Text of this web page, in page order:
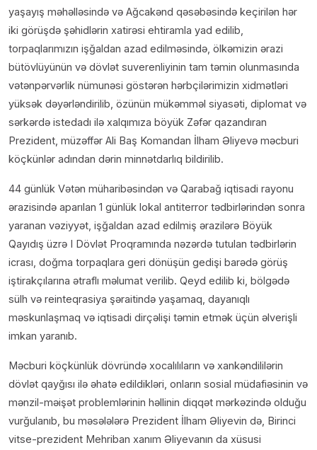
yaşayış məhəlləsində və Ağcakənd qəsəbəsində keçirilən hər
iki görüşdə şəhidlərin xatirəsi ehtiramla yad edilib,
torpaqlarımızın işğaldan azad edilməsində, ölkəmizin ərazi
bütövlüyünün və dövlət suverenliyinin tam təmin olunmasında
vətənpərvərlik nümunəsi göstərən hərbçilərimizin xidmətləri
yüksək dəyərləndirilib, özünün mükəmməl siyasəti, diplomat və
sərkərdə istedadı ilə xalqımıza böyük Zəfər qazandıran
Prezident, müzəffər Ali Baş Komandan İlham Əliyevə məcburi
köçkünlər adından dərin minnətdarlıq bildirilib.
44 günlük Vətən müharibəsindən və Qarabağ iqtisadi rayonu
ərazisində aparılan 1 günlük lokal antiterror tədbirlərindən sonra
yaranan vəziyyət, işğaldan azad edilmiş ərazilərə Böyük
Qayıdış üzrə I Dövlət Proqramında nəzərdə tutulan tədbirlərin
icrası, doğma torpaqlara geri dönüşün gedişi barədə görüş
iştirakçılarına ətraflı məlumat verilib. Qeyd edilib ki, bölgədə
sülh və reinteqrasiya şəraitində yaşamaq, dayanıqlı
məskunlaşmaq və iqtisadi dirçəlişi təmin etmək üçün əlverişli
imkan yaranıb.
Məcburi köçkünlük dövründə xocalılıların və xankəndililərin
dövlət qayğısı ilə əhatə edildikləri, onların sosial müdafiəsinin və
mənzil-məişət problemlərinin həllinin diqqət mərkəzində olduğu
vurğulanıb, bu məsələlərə Prezident İlham Əliyevin də, Birinci
vitse-prezident Mehriban xanım Əliyevanın da xüsusi